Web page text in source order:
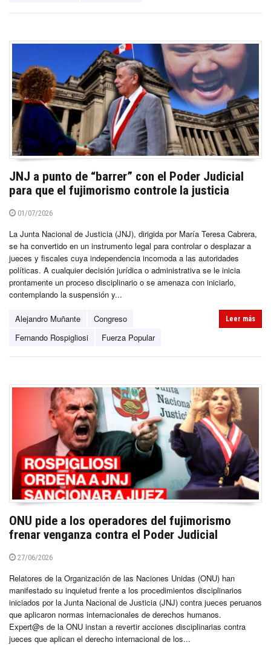
JNJ a punto de “barrer” con el Poder Judicial
para que el fujimorismo controle la justicia
01/07/2026
La Junta Nacional de Justicia (JNJ), dirigida por María Teresa Cabrera,
se ha convertido en un instrumento legal para controlar o desplazar a
jueces y fiscales cuya independencia incomoda a las autoridades
políticas. A cualquier decisión jurídica o administrativa se le inicia
prontamente un proceso disciplinario o se amenaza con iniciarlo,
contemplando la suspensión y...
Alejandro Muñante
Congreso
Fernando Rospigliosi
Fuerza Popular
Leer más
ONU pide a los operadores del fujimorismo
frenar venganza contra el Poder Judicial
27/06/2026
Relatores de la Organización de las Naciones Unidas (ONU) han
manifestado su inquietud frente a los procedimientos disciplinarios
iniciados por la Junta Nacional de Justicia (JNJ) contra jueces peruanos
que aplicaron normas internacionales de derechos humanos.
Expert@s de la ONU instan a revertir acciones disciplinarias contra
jueces que aplican el derecho internacional de los...